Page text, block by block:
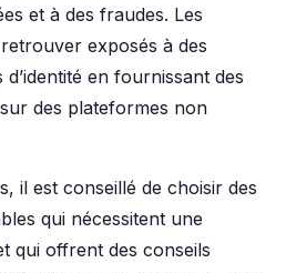
et à des fraudes. Les
exposés à des
en fournissant des
des plateformes non
il est conseillé de choisir des
qui nécessitent une
qui offrent des conseils